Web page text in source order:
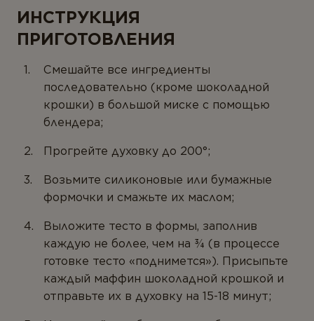
Антиоксиданты
Магний
Витамины
Пробиотики
Комплексы
Белок и аминокислоты
Коэнзим
Растения
ИНСТРУКЦИЯ
ПРИГОТОВЛЕНИЯ
Смешайте все ингредиенты
последовательно (кроме шоколадной
крошки) в большой миске с помощью
блендера;
Прогрейте духовку до 200°;
Возьмите силиконовые или бумажные
формочки и смажьте их маслом;
Выложите тесто в формы, заполнив
каждую не более, чем на ¾ (в процессе
готовке тесто «поднимется»). Присыпьте
каждый маффин шоколадной крошкой и
отправьте их в духовку на 15-18 минут;